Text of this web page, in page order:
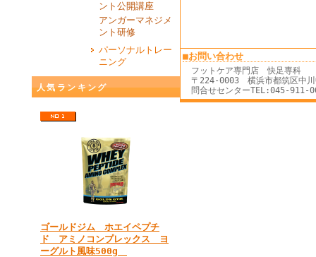
ント公開講座
アンガーマネジメ
ント研修
パーソナルトレー
ニング
人気ランキング
ゴールドジム ホエイペプチ
ド アミノコンプレックス ヨ
ーグルト風味500g
■お問い合わせ
フットケア専門店 快足専科
〒224-0003 横浜市都筑区中
問合せセンターTEL:045-